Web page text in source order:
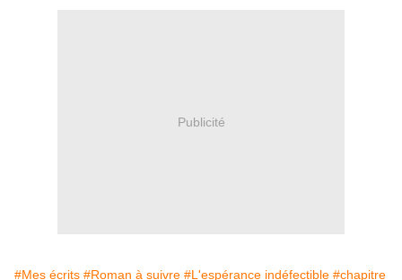
Publicité
#Mes écrits #Roman à suivre #L'espérance indéfectible #chapitre